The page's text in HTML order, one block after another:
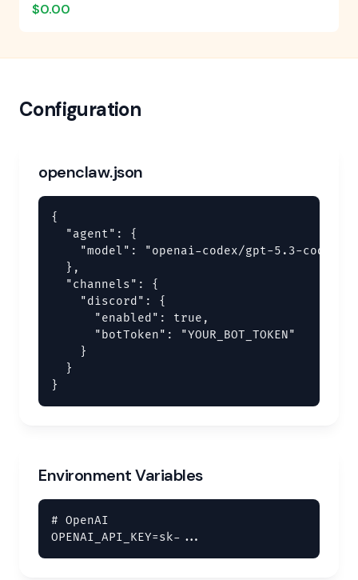
$0.00
Configuration
openclaw.json
{
  "agent": {
    "model": "openai-codex/gpt-5.3-codex"
  },
  "channels": {
    "discord": {
      "enabled": true,
      "botToken": "YOUR_BOT_TOKEN"
    }
  }
}
Environment Variables
# OpenAI
OPENAI_API_KEY=sk-...